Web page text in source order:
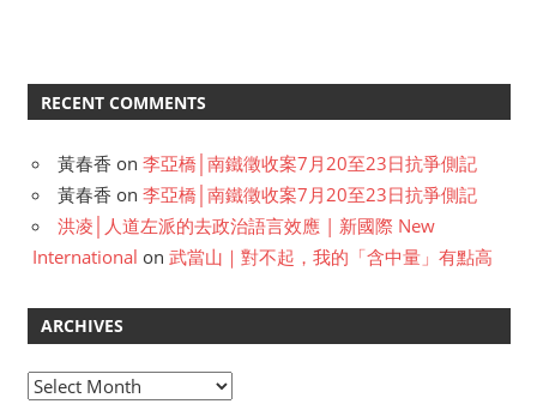
RECENT COMMENTS
黃春香 on 李亞橋│南鐵徵收案7月20至23日抗爭側記
黃春香 on 李亞橋│南鐵徵收案7月20至23日抗爭側記
洪凌│人道左派的去政治語言效應 | 新國際 New
International on 武當山｜對不起，我的「含中量」有點高
ARCHIVES
A